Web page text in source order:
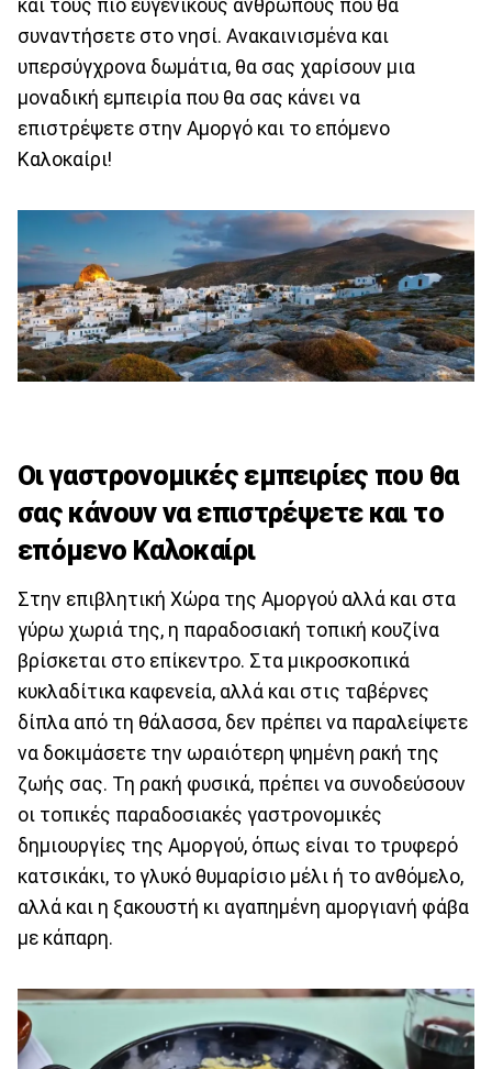
και τους πιο ευγενικούς ανθρώπους που θα
συναντήσετε στο νησί. Ανακαινισμένα και
υπερσύγχρονα δωμάτια, θα σας χαρίσουν μια
μοναδική εμπειρία που θα σας κάνει να
επιστρέψετε στην Αμοργό και το επόμενο
Καλοκαίρι!
Οι γαστρονομικές εμπειρίες που θα
σας κάνουν να επιστρέψετε και το
επόμενο Καλοκαίρι
Στην επιβλητική Χώρα της Αμοργού αλλά και στα
γύρω χωριά της, η παραδοσιακή τοπική κουζίνα
βρίσκεται στο επίκεντρο. Στα μικροσκοπικά
κυκλαδίτικα καφενεία, αλλά και στις ταβέρνες
δίπλα από τη θάλασσα, δεν πρέπει να παραλείψετε
να δοκιμάσετε την ωραιότερη ψημένη ρακή της
ζωής σας. Τη ρακή φυσικά, πρέπει να συνοδεύσουν
οι τοπικές παραδοσιακές γαστρονομικές
δημιουργίες της Αμοργού, όπως είναι το τρυφερό
κατσικάκι, το γλυκό θυμαρίσιο μέλι ή το ανθόμελο,
αλλά και η ξακουστή κι αγαπημένη αμοργιανή φάβα
με κάπαρη.